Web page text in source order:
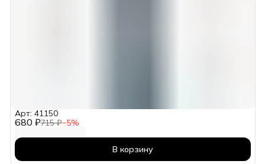
680 ₽715 ₽−5%
Арт: 41150
В корзину